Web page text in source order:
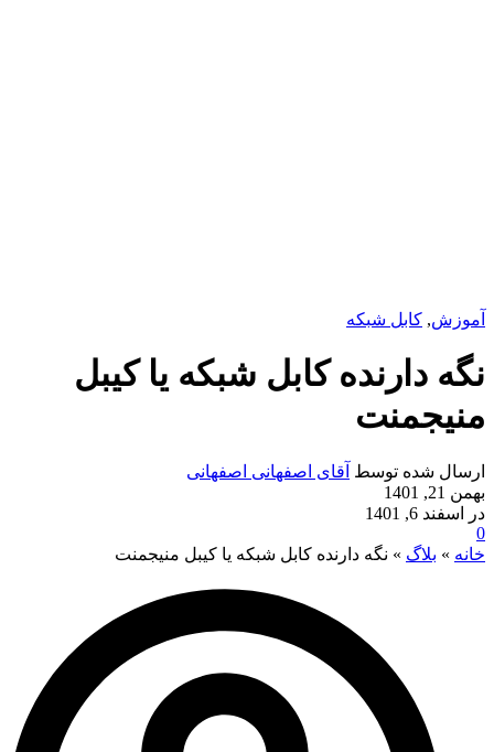
آموزش, کابل شبکه
نگه دارنده کابل شبکه یا کیبل
منیجمنت
ارسال شده توسط آقای اصفهانی اصفهانی
بهمن 21, 1401
در اسفند 6, 1401
0
خانه » بلاگ » نگه دارنده کابل شبکه یا کیبل منیجمنت